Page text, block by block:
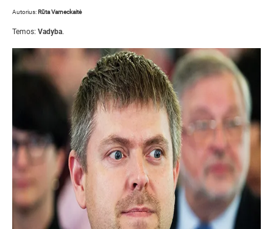
Autorius: Rūta Varneckaitė
Temos: Vadyba.